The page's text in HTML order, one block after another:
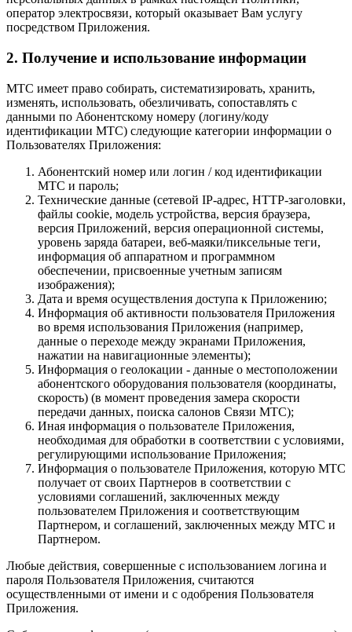
оператор электросвязи, который оказывает Вам услугу
посредством Приложения.
2. Получение и использование информации
МТС имеет право собирать, систематизировать, хранить,
изменять, использовать, обезличивать, сопоставлять с
данными по Абонентскому номеру (логину/коду
идентификации МТС) следующие категории информации о
Пользователях Приложения:
Абонентский номер или логин / код идентификации
МТС и пароль;
Технические данные (сетевой IP-адрес, HTTP-заголовки,
файлы cookie, модель устройства, версия браузера,
версия Приложений, версия операционной системы,
уровень заряда батареи, веб-маяки/пиксельные теги,
информация об аппаратном и программном
обеспечении, присвоенные учетным записям
изображения);
Дата и время осуществления доступа к Приложению;
Информация об активности пользователя Приложения
во время использования Приложения (например,
данные о переходе между экранами Приложения,
нажатии на навигационные элементы);
Информация о геолокации - данные о местоположении
абонентского оборудования пользователя (координаты,
скорость) (в момент проведения замера скорости
передачи данных, поиска салонов Связи МТС);
Иная информация о пользователе Приложения,
необходимая для обработки в соответствии с условиями,
регулирующими использование Приложения;
Информация о пользователе Приложения, которую МТС
получает от своих Партнеров в соответствии с
условиями соглашений, заключенных между
пользователем Приложения и соответствующим
Партнером, и соглашений, заключенных между МТС и
Партнером.
Любые действия, совершенные с использованием логина и
пароля Пользователя Приложения, считаются
осуществленными от имени и с одобрения Пользователя
Приложения.